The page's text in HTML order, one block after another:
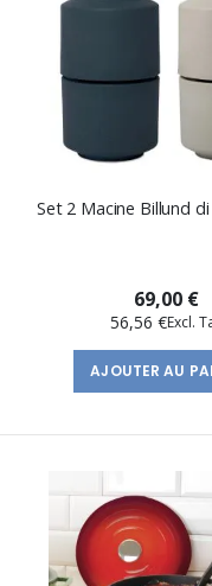
Set 2 Macine Billund di
69,00 €
56,56 €
AJOUTER AU